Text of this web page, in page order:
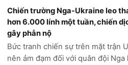
Chiến trường Nga-Ukraine leo
hơn 6.000 lính một tuần, chiến
gây phẫn nộ
Bức tranh chiến sự trên mặt trận
nên ảm đạm đối với quân đội